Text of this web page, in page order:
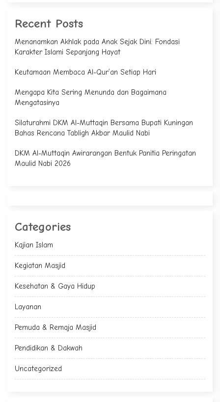
Recent Posts
Menanamkan Akhlak pada Anak Sejak Dini: Fondasi
Karakter Islami Sepanjang Hayat
Keutamaan Membaca Al-Qur’an Setiap Hari
Mengapa Kita Sering Menunda dan Bagaimana
Mengatasinya
Silaturahmi DKM Al-Muttaqin Bersama Bupati Kuningan
Bahas Rencana Tabligh Akbar Maulid Nabi
DKM Al-Muttaqin Awirarangan Bentuk Panitia Peringatan
Maulid Nabi 2026
Categories
Kajian Islam
Kegiatan Masjid
Kesehatan & Gaya Hidup
Layanan
Pemuda & Remaja Masjid
Pendidikan & Dakwah
Uncategorized